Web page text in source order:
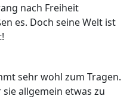
nach Freiheit
es. Doch seine Welt ist
sehr wohl zum Tragen.
allgemein etwas zu